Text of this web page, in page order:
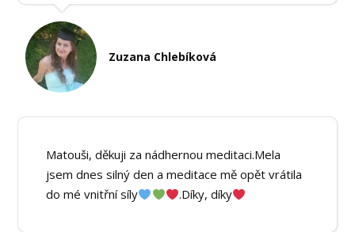
Zuzana Chlebíková
Matouši, děkuji za nádhernou meditaci.Mela
jsem dnes silný den a meditace mě opět vrátila
do mé vnitřní síly
.Díky, díky